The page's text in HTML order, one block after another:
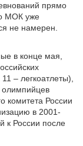
прямо
МОК уже
не намерен.
в конце мая,
– легкоатлеты),
олимпийцев
комитета России
в 2001-
к России после